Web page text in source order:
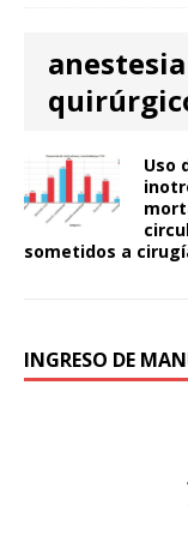
Uso
sometidos a
INGRESO DE